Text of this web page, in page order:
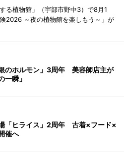
る植物館」（宇部市野中3）で8月1
2026 ～夜の植物館を楽しもう～」が
のホルモン」3周年 美容師店主が
一瞬」
「ヒライス」2周年 古着×フード×
催へ